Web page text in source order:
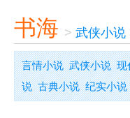
书海 > 武侠小说
言情小说 武侠小说 现
说 古典小说 纪实小说